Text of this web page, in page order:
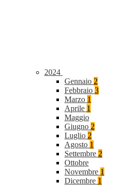
2024
Gennaio 2
Febbraio 3
Marzo 1
Aprile 1
Maggio
Giugno 2
Luglio 2
Agosto 1
Settembre 2
Ottobre
Novembre 1
Dicembre 1